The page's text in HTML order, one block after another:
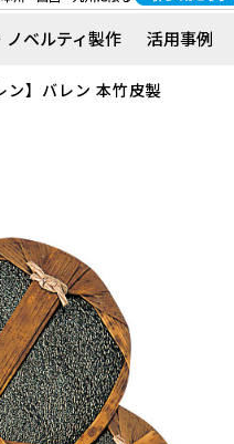
ノベルティ製作 活用事例
ン】バレン 本竹皮製